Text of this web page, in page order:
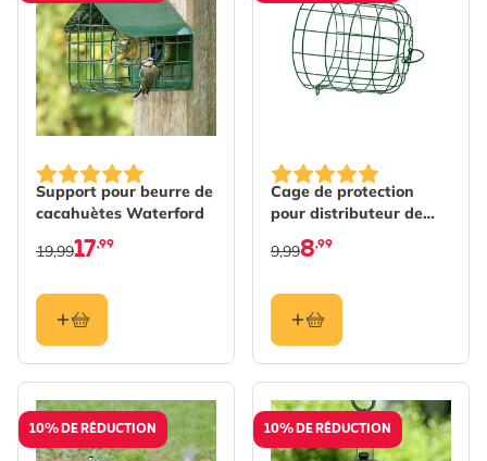
Support pour beurre de
cacahuètes Waterford
17,99
19,99
Cage de protection
pour distributeur de
beurre de cacahuète
Dublin
8,99
9,99
10% DE RÉDUCTION 10% DE RÉDUCTION